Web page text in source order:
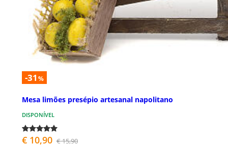
-31 %
Mesa limões presépio artesanal napolitano
DISPONÍVEL
€ 10,90 € 15,90